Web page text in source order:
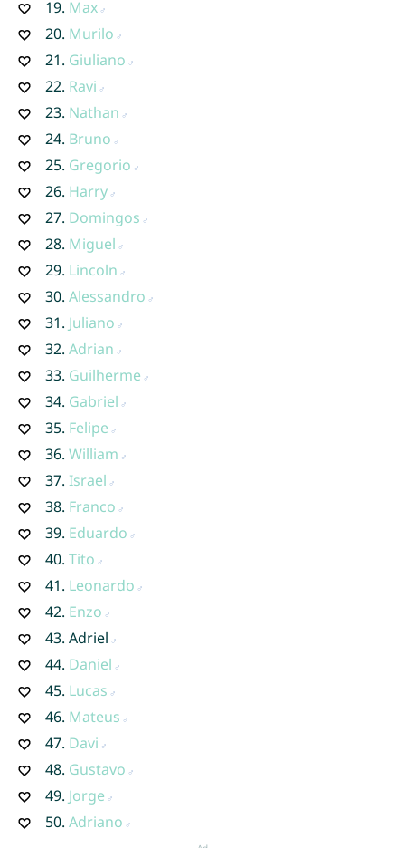
19. Max
20. Murilo
21. Giuliano
22. Ravi
23. Nathan
24. Bruno
25. Gregorio
26. Harry
27. Domingos
28. Miguel
29. Lincoln
30. Alessandro
31. Juliano
32. Adrian
33. Guilherme
34. Gabriel
35. Felipe
36. William
37. Israel
38. Franco
39. Eduardo
40. Tito
41. Leonardo
42. Enzo
43. Adriel
44. Daniel
45. Lucas
46. Mateus
47. Davi
48. Gustavo
49. Jorge
50. Adriano